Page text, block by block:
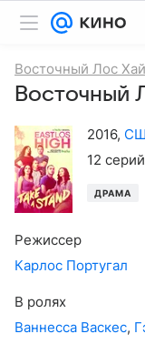
Восточный Лос Хай
Восточный
2016,
12 серий
ДРАМА
Режиссер
Карлос Португал
В ролях
Ваннесса Васкес,